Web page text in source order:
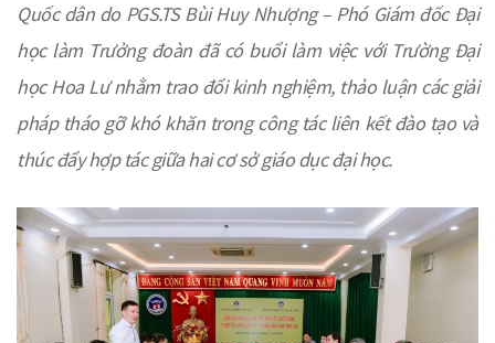
Quốc dân do PGS.TS Bùi Huy Nhượng – Phó Giám đốc Đại
học làm Trưởng đoàn đã có buổi làm việc với Trường Đại
học Hoa Lư nhằm trao đổi kinh nghiệm, thảo luận các giải
pháp tháo gỡ khó khăn trong công tác liên kết đào tạo và
thúc đẩy hợp tác giữa hai cơ sở giáo dục đại học.